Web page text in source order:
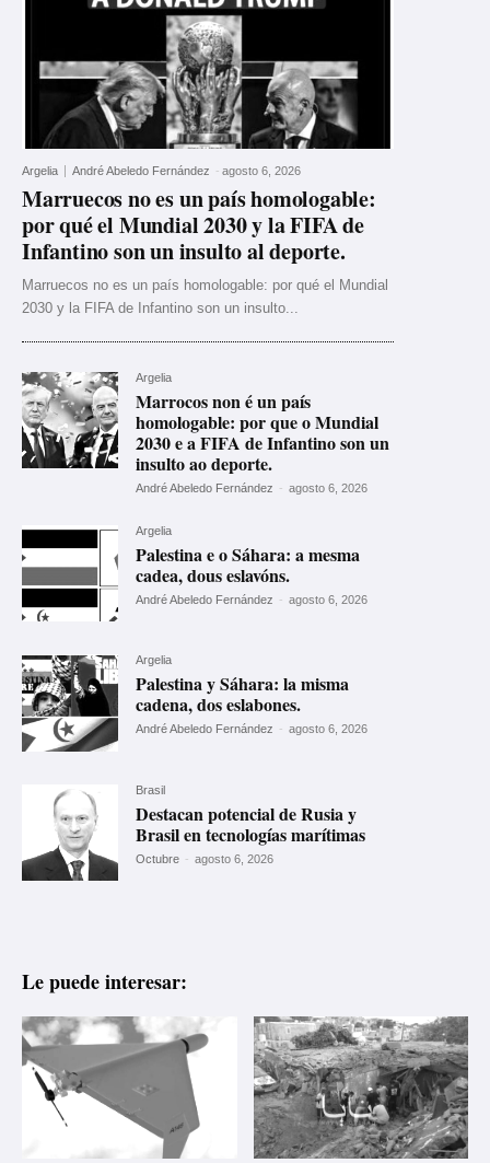
Argelia André Abeledo Fernández - agosto 6, 2026
Marruecos no es un país homologable:
por qué el Mundial 2030 y la FIFA de
Infantino son un insulto al deporte.
Marruecos no es un país homologable: por qué el Mundial
2030 y la FIFA de Infantino son un insulto...
Argelia
Marrocos non é un país
homologable: por que o Mundial
2030 e a FIFA de Infantino son un
insulto ao deporte.
André Abeledo Fernández - agosto 6, 2026
Argelia
Palestina e o Sáhara: a mesma
cadea, dous eslavóns.
André Abeledo Fernández - agosto 6, 2026
Argelia
Palestina y Sáhara: la misma
cadena, dos eslabones.
André Abeledo Fernández - agosto 6, 2026
Brasil
Destacan potencial de Rusia y
Brasil en tecnologías marítimas
Octubre - agosto 6, 2026
Le puede interesar: